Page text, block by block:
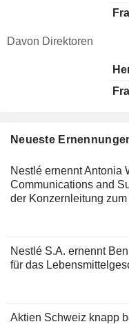
Neueste
Nestlé ernennt Antonia
Communications and
der Konzernleitung
Nestlé S.A. ernennt
für das
Aktien Schweiz knapp
Davon Direktoren